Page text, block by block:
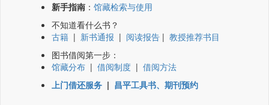
新手指南 ： 馆藏检索与使用
不知道看什么书？
古籍 | 新书通报 | 阅读报告 | 教授推荐书目
图书借阅第一步：
馆藏分布 | 借阅制度 | 借阅方法
上门借还服务 | 昌平工具书、期刊预约